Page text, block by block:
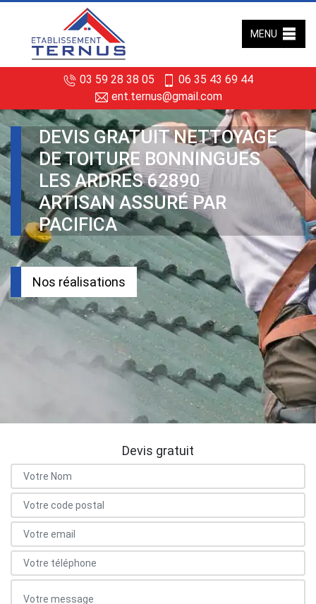
03 59 28 38 05
06 35 43 69 44
ent.ternus@gmail.com
MENU
DEVIS GRATUIT NETTOYAGE
DE TOITURE BONNINGUES
LES ARDRES 62890
ARTISAN ASSURÉ PAR
PACIFICA
Nos réalisations
Devis gratuit